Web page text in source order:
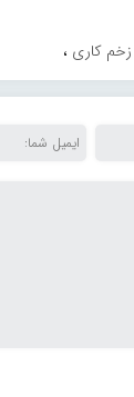
زخم کاری ،